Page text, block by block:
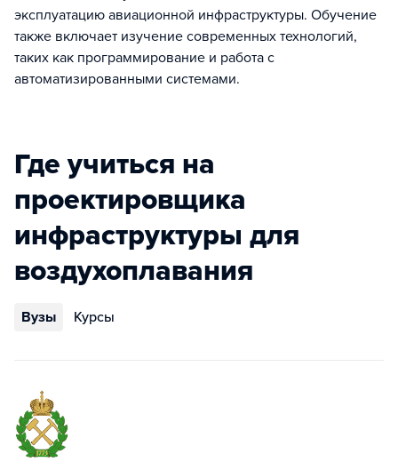
эксплуатацию авиационной инфраструктуры. Обучение
также включает изучение современных технологий,
таких как программирование и работа с
автоматизированными системами.
Где учиться на
проектировщика
инфраструктуры для
воздухоплавания
Вузы Курсы